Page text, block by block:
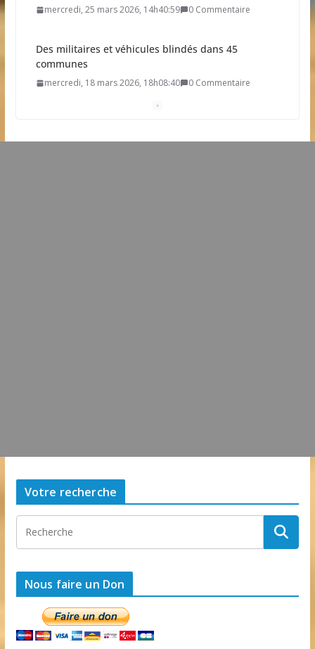
mercredi, 25 mars 2026, 14h40:59 0 Commentaire
Des militaires et véhicules blindés dans 45
communes
mercredi, 18 mars 2026, 18h08:40 0 Commentaire
dimanche, 15 mars 2026, 21h19:34 0 Commentaire
Votre recherche
Nous faire un Don